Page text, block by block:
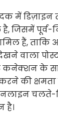
में डिज़ाइन
जिसमें पूर्व-
हैं, ताकि
वाला
कनेक्शन के
की
चलते-
है।